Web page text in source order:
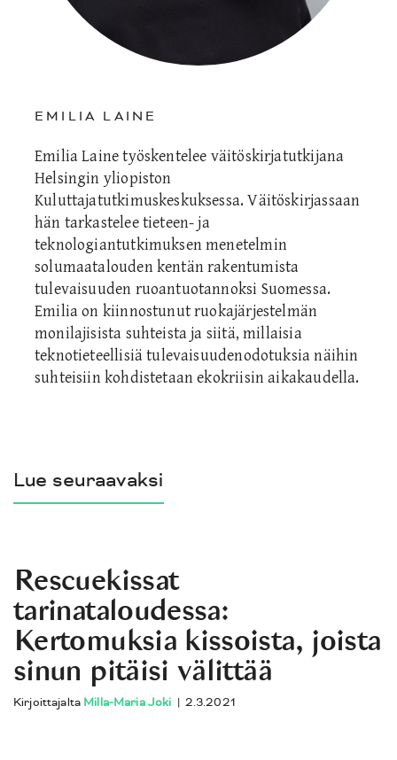
EMILIA LAINE
Emilia Laine työskentelee väitöskirjatutkijana
Helsingin yliopiston
Kuluttajatutkimuskeskuksessa. Väitöskirjassaan
hän tarkastelee tieteen- ja
teknologiantutkimuksen menetelmin
solumaatalouden kentän rakentumista
tulevaisuuden ruoantuotannoksi Suomessa.
Emilia on kiinnostunut ruokajärjestelmän
monilajisista suhteista ja siitä, millaisia
teknotieteellisiä tulevaisuudenodotuksia näihin
suhteisiin kohdistetaan ekokriisin aikakaudella.
Lue seuraavaksi
Rescuekissat
tarinataloudessa:
Kertomuksia kissoista, joista
sinun pitäisi välittää
Kirjoittajalta Milla-Maria Joki | 2.3.2021